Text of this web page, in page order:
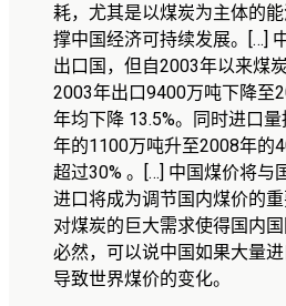
耗，尤其是以煤炭为主体的
撑中国经济可持续发展。
[…]
出口国，但自2003年以来煤
2003年出口9400万吨下降至
年均下降 13.5%。同时进口
年的1100万吨升至2008年的
超过30% 。 […] 中国煤价将与
进口将成为调节国内煤价的重
对煤炭的巨大需求使得国内
必然，可以说中国如果大量
导致世界煤价的变化。